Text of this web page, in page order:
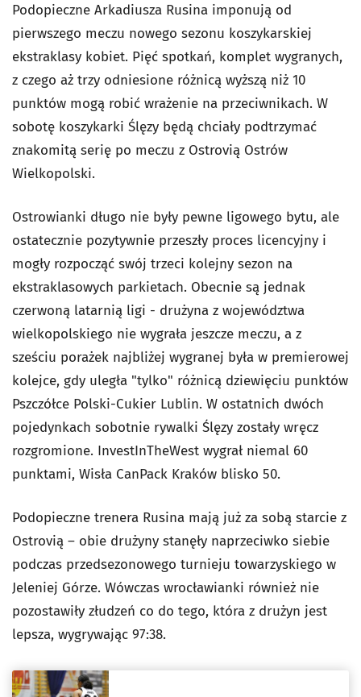
Podopieczne Arkadiusza Rusina imponują od
pierwszego meczu nowego sezonu koszykarskiej
ekstraklasy kobiet. Pięć spotkań, komplet wygranych,
z czego aż trzy odniesione różnicą wyższą niż 10
punktów mogą robić wrażenie na przeciwnikach. W
sobotę koszykarki Ślęzy będą chciały podtrzymać
znakomitą serię po meczu z Ostrovią Ostrów
Wielkopolski.
Ostrowianki długo nie były pewne ligowego bytu, ale
ostatecznie pozytywnie przeszły proces licencyjny i
mogły rozpocząć swój trzeci kolejny sezon na
ekstraklasowych parkietach. Obecnie są jednak
czerwoną latarnią ligi - drużyna z województwa
wielkopolskiego nie wygrała jeszcze meczu, a z
sześciu porażek najbliżej wygranej była w premierowej
kolejce, gdy uległa "tylko" różnicą dziewięciu punktów
Pszczółce Polski-Cukier Lublin. W ostatnich dwóch
pojedynkach sobotnie rywalki Ślęzy zostały wręcz
rozgromione. InvestInTheWest wygrał niemal 60
punktami, Wisła CanPack Kraków blisko 50.
Podopieczne trenera Rusina mają już za sobą starcie z
Ostrovią – obie drużyny stanęły naprzeciwko siebie
podczas przedsezonowego turnieju towarzyskiego w
Jeleniej Górze. Wówczas wrocławianki również nie
pozostawiły złudzeń co do tego, która z drużyn jest
lepsza, wygrywając 97:38.